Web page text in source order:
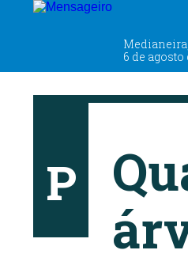
Medianeira,
6 de agosto
P
PENSANDO EM VOCÊ